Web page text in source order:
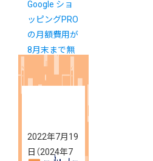
Google ショ
ッピングPRO
の月額費用が
8月末まで無
料に
2022年7月19
日 （2024年7